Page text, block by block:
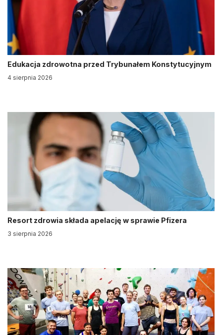
Edukacja zdrowotna przed Trybunałem Konstytucyjnym
4 sierpnia 2026
Resort zdrowia składa apelację w sprawie Pfizera
3 sierpnia 2026